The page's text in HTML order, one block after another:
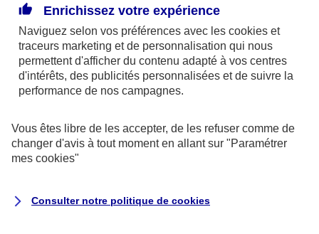
246 et n°13 005 764 (consultable
surwww.orias.fr)
AXA Assistance France Assurances,
S.A au capital de 51 429 430,40 €,
Siège social :
8-10, rue Paul Vaillant Couturier
Enrichissez votre expérience
Naviguez selon vos préférences avec les cookies et
traceurs marketing et de personnalisation qui nous
permettent d'afficher du contenu adapté à vos centres
d'intérêts, des publicités personnalisées et de suivre la
performance de nos campagnes.
Vous êtes libre de les accepter, de les refuser comme de
changer d'avis à tout moment en allant sur "Paramétrer
mes cookies"
Consulter notre politique de cookies